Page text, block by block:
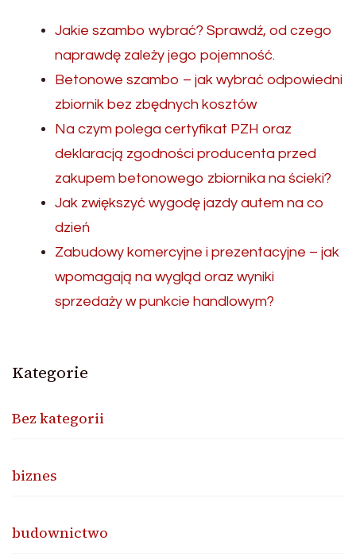
Jakie szambo wybrać? Sprawdź, od czego
naprawdę zależy jego pojemność.
Betonowe szambo – jak wybrać odpowiedni
zbiornik bez zbędnych kosztów
Na czym polega certyfikat PZH oraz
deklaracją zgodności producenta przed
zakupem betonowego zbiornika na ścieki?
Jak zwiększyć wygodę jazdy autem na co
dzień
Zabudowy komercyjne i prezentacyjne – jak
wpomagają na wygląd oraz wyniki
sprzedaży w punkcie handlowym?
Kategorie
Bez kategorii
biznes
budownictwo